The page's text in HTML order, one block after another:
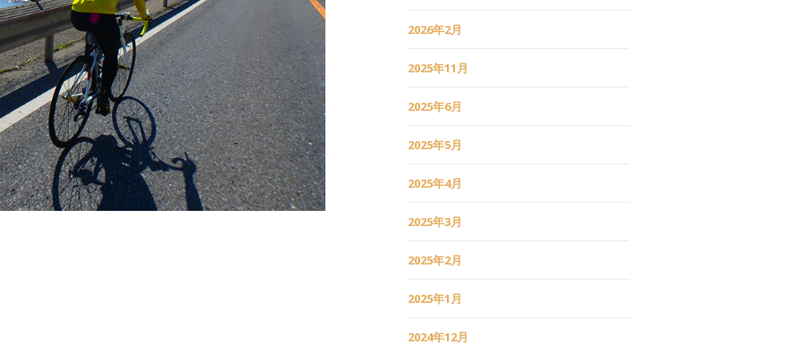
2026年2月
2025年11月
2025年6月
2025年5月
2025年4月
2025年3月
2025年2月
2025年1月
2024年12月